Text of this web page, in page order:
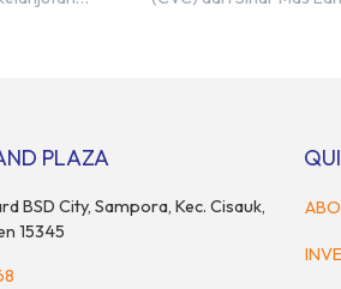
ini merupakan
Bayu Seto (Partner at
PLAZA
BSD City, Sampora, Kec. Cisauk,
15345